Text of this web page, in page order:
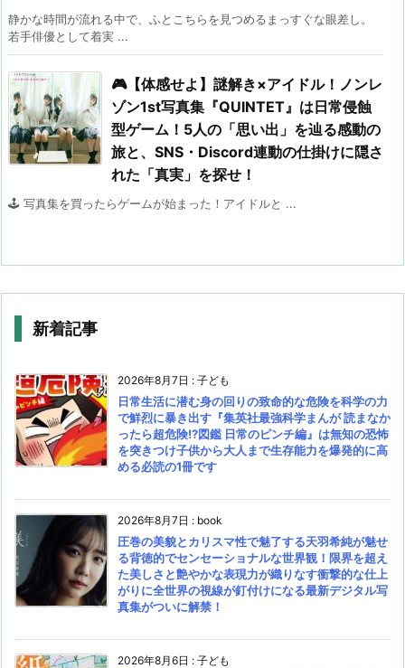
静かな時間が流れる中で、ふとこちらを見つめるまっすぐな眼差し。
若手俳優として着実 ...
🎮【体感せよ】謎解き×アイドル！ノンレ
ゾン1st写真集『QUINTET』は日常侵蝕
型ゲーム！5人の「思い出」を辿る感動の
旅と、SNS・Discord連動の仕掛けに隠さ
れた「真実」を探せ！
🕹️ 写真集を買ったらゲームが始まった！アイドルと ...
新着記事
2026年8月7日 : 子ども
日常生活に潜む身の回りの致命的な危険を科学の力
で鮮烈に暴き出す『集英社最強科学まんが 読まなか
ったら超危険!?図鑑 日常のピンチ編』は無知の恐怖
を突きつけ子供から大人まで生存能力を爆発的に高
める必読の1冊です
2026年8月7日 : book
圧巻の美貌とカリスマ性で魅了する天羽希純が魅せ
る背徳的でセンセーショナルな世界観！限界を超え
た美しさと艶やかな表現力が織りなす衝撃的な仕上
がりに全世界の視線が釘付けになる最新デジタル写
真集がついに解禁！
2026年8月6日 : 子ども